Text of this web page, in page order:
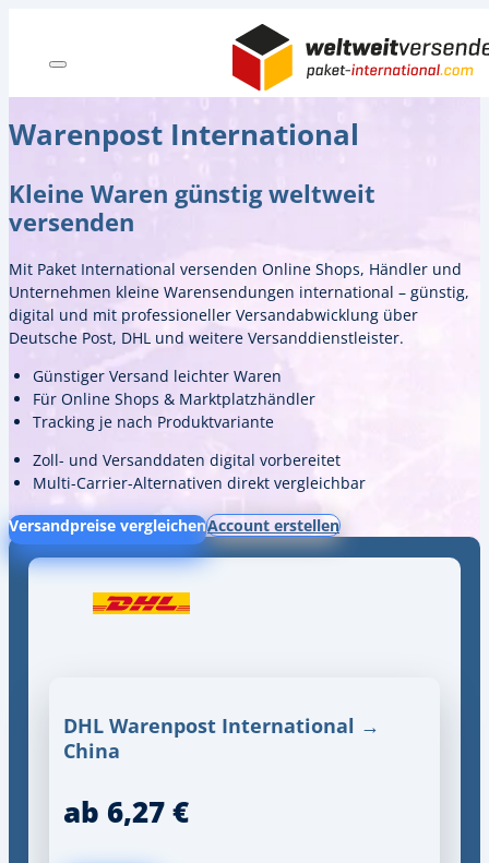
Warenpost International
Kleine Waren günstig weltweit
versenden
Mit Paket International versenden Online Shops, Händler und
Unternehmen kleine Warensendungen international – günstig,
digital und mit professioneller Versandabwicklung über
Deutsche Post, DHL und weitere Versanddienstleister.
Günstiger Versand leichter Waren
Für Online Shops & Marktplatzhändler
Tracking je nach Produktvariante
Zoll- und Versanddaten digital vorbereitet
Multi-Carrier-Alternativen direkt vergleichbar
Versandpreise vergleichenAccount erstellen
DHL Warenpost International →
China
ab 6,27 €